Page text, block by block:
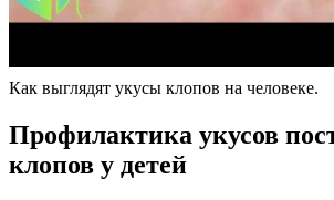
Как выглядят укусы клопов на человеке.
Профилактика укусов
клопов у детей